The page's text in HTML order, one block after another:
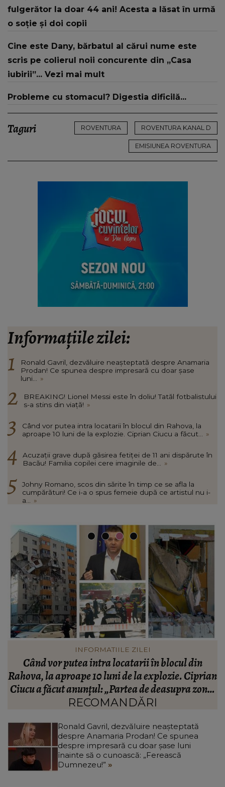
fulgerător la doar 44 ani! Acesta a lăsat în urmă
o soție și doi copii
Cine este Dany, bărbatul al cărui nume este
scris pe colierul noii concurente din „Casa
iubirii”... Vezi mai mult
Probleme cu stomacul? Digestia dificilă...
Taguri ROVENTURA ROVENTURA KANAL D
EMISIUNEA ROVENTURA
Informațiile zilei:
Ronald Gavril, dezvăluire neașteptată despre Anamaria
Prodan! Ce spunea despre impresară cu doar șase
luni...
»
BREAKING! Lionel Messi este în doliu! Tatăl fotbalistului
s-a stins din viață! »
Când vor putea intra locatarii în blocul din Rahova, la
aproape 10 luni de la explozie. Ciprian Ciucu a făcut...
»
Acuzații grave după găsirea fetiței de 11 ani dispărute în
Bacău! Familia copilei cere imaginile de...
»
Johny Romano, scos din sărite în timp ce se afla la
cumpărături! Ce i-a o spus femeie după ce artistul nu i-
a...
»
INFORMATIILE ZILEI
Când vor putea intra locatarii în blocul din
Rahova, la aproape 10 luni de la explozie. Ciprian
Ciucu a făcut anunțul: „Partea de deasupra zonei
afectate va fi...”
RECOMANDĂRI
Ronald Gavril, dezvăluire neașteptată
despre Anamaria Prodan! Ce spunea
despre impresară cu doar șase luni
înainte să o cunoască: „Ferească
Dumnezeu!”